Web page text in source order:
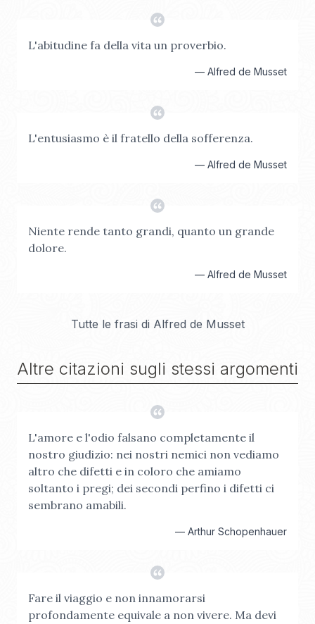
L'abitudine fa della vita un proverbio.
— Alfred de Musset
L'entusiasmo è il fratello della sofferenza.
— Alfred de Musset
Niente rende tanto grandi, quanto un grande
dolore.
— Alfred de Musset
Tutte le frasi di Alfred de Musset
Altre citazioni sugli stessi argomenti
L'amore e l'odio falsano completamente il
nostro giudizio: nei nostri nemici non vediamo
altro che difetti e in coloro che amiamo
soltanto i pregi; dei secondi perfino i difetti ci
sembrano amabili.
— Arthur Schopenhauer
Fare il viaggio e non innamorarsi
profondamente equivale a non vivere. Ma devi